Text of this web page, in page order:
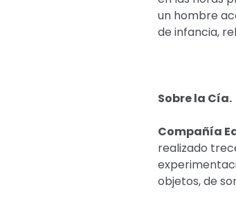
un hombre
de infancia,
Sobre la Cía.
Compañía
realizado
objetos, de